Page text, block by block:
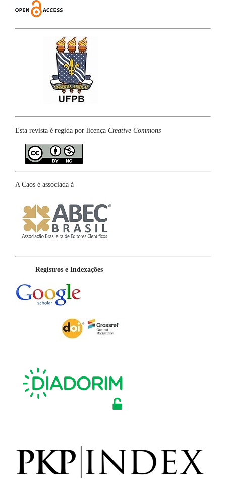
Esta revista é regida por licença Creative Commons
A Caos é associada à
Registros e Indexações